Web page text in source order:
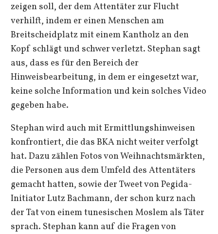
zeigen soll, der dem Attentäter zur Flucht
verhilft, indem er einen Menschen am
Breitscheidplatz mit einem Kantholz an den
Kopf schlägt und schwer verletzt. Stephan sagt
aus, dass es für den Bereich der
Hinweisbearbeitung, in dem er eingesetzt war,
keine solche Information und kein solches Video
gegeben habe.
Stephan wird auch mit Ermittlungshinweisen
konfrontiert, die das BKA nicht weiter verfolgt
hat. Dazu zählen Fotos von Weihnachtsmärkten,
die Personen aus dem Umfeld des Attentäters
gemacht hatten, sowie der Tweet von Pegida-
Initiator Lutz Bachmann, der schon kurz nach
der Tat von einem tunesischen Moslem als Täter
sprach. Stephan kann auf die Fragen von